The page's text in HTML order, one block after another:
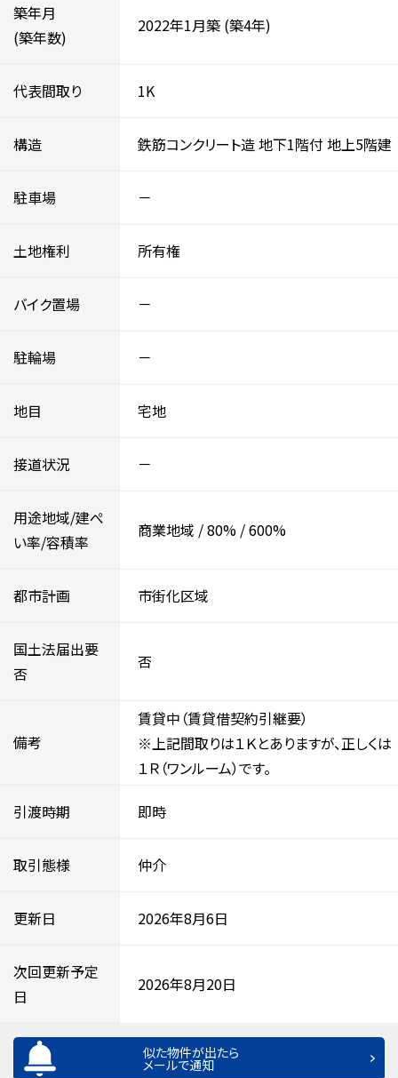
築年月
(築年数)
2022年1月築 (築4年)
代表間取り 1K
構造 鉄筋コンクリート造地下1階付地上5階建
駐車場 －
土地権利 所有権
バイク置場 －
駐輪場 －
地目 宅地
接道状況 －
用途地域/建ぺ
い率/容積率
商業地域 /80% /600%
都市計画 市街化区域
国土法届出要
否
否
備考
賃貸中（賃貸借契約引継要）
※上記間取りは１Ｋとありますが、正しくは
１Ｒ（ワンルーム）です。
引渡時期 即時
取引態様 仲介
更新日 2026年8月6日
次回更新予定
日
2026年8月20日
似た物件が出たら
メールで通知